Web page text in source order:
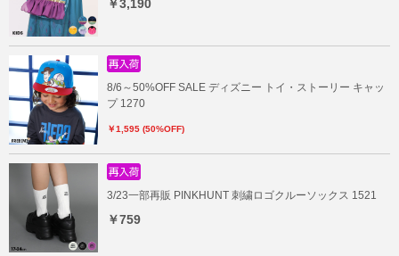
￥3,190
8/6～50%OFF SALE ディズニー トイ・ストーリー キャッ
プ 1270
￥1,595 (50%OFF)
3/23一部再販 PINKHUNT 刺繍ロゴクルーソックス 1521
￥759